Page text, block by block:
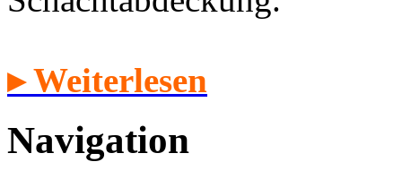
▸ Weiterlesen
Navigation